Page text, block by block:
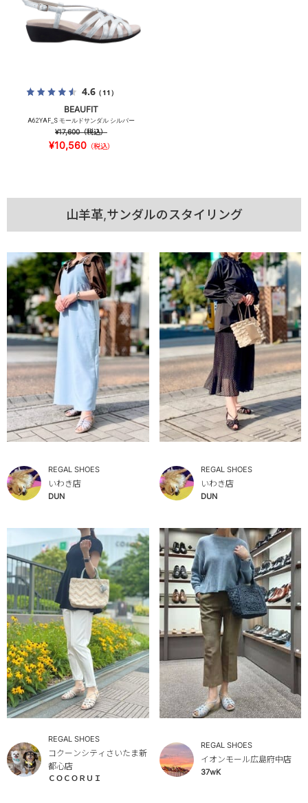
4.6（11）
BEAUFIT
A62YAF_S モールドサンダル シルバー
¥17,600（税込）
¥10,560（税込）
山羊革,サンダルのスタイリング
REGAL SHOES
いわき店
DUN
REGAL SHOES
いわき店
DUN
REGAL SHOES
コクーンシティさいたま新
都心店
ＣＯＣＯＲＵＩ
REGAL SHOES
イオンモール広島府中店
37wK